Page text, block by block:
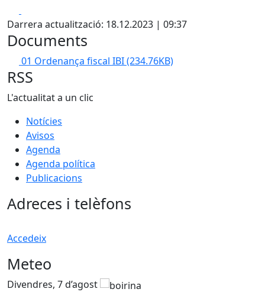
Darrera actualització: 18.12.2023 | 09:37
Documents
01 Ordenança fiscal IBI(234.76KB)
RSS
L'actualitat a un clic
Notícies
Avisos
Agenda
Agenda política
Publicacions
Adreces i telèfons
Accedeix
Meteo
Divendres, 7 d’agost